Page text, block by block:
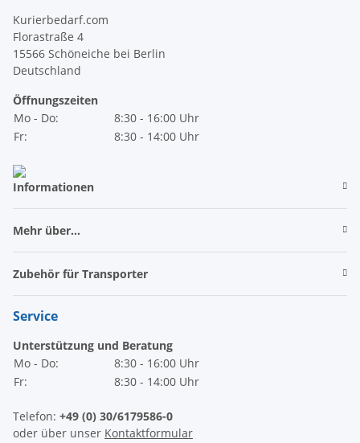
Kurierbedarf.com
Florastraße 4
15566 Schöneiche bei Berlin
Deutschland
Öffnungszeiten
Mo - Do:
8:30 - 16:00 Uhr
Fr:
8:30 - 14:00 Uhr
Informationen
Mehr über...
Zubehör für Transporter
Service
Unterstützung und Beratung
Mo - Do:
8:30 - 16:00 Uhr
Fr:
8:30 - 14:00 Uhr
Telefon: +49 (0) 30/6179586-0
oder über unser Kontaktformular